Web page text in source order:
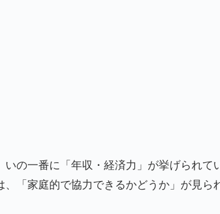
複数回の性接待を行い審判を買収していたこと
の一番に「年収・経済力」が挙げられて
「家庭的で協力できるかどうか」が見ら